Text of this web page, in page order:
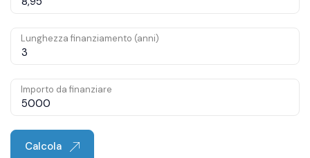
Lunghezza finanziamento (anni)
Importo da finanziare
Calcola